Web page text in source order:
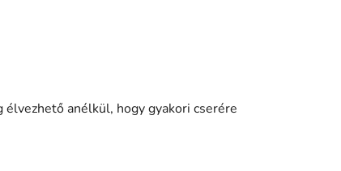
anélkül, hogy gyakori cserére